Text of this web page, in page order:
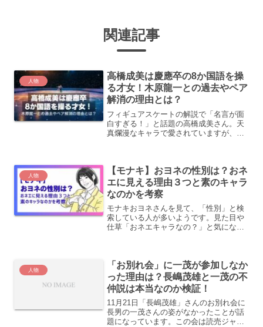
関連記事
人物
高橋成美は慶應卒の8か国語を操
る才女！木原龍一との過去やペア
解消の理由とは？
フィギュアスケートの解説で「名言が面
白すぎる！」と話題の高橋成美さん。天
真爛漫なキャラで愛されていますが、実
現在世界王者の木原龍一...
人物
【モナキ】おヨネの性別は？おネ
エに見える理由３つと素のキャラ
なのかを考察
モナキおヨネさんを見て、「性別」と検
索している人が多いようです。見た目や
仕草「おネエキャラなの？」と気になっ
おかっぱヘアや、仕草、「...
人物
「お別れ会」に一茂が参加しなか
った理由は？長嶋茂雄と一茂の不
仲説は本当なのか検証！
11月21日「長嶋茂雄」さんのお別れ会に
長男の一茂さんの姿がなかったことが話
題になっています。この会は読売ジャイ